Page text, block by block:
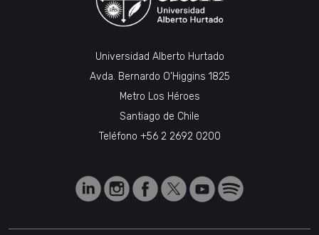
Universidad Alberto Hurtado
Avda. Bernardo O’Higgins 1825
Metro Los Héroes
Santiago de Chile
Teléfono +56 2 2692 0200